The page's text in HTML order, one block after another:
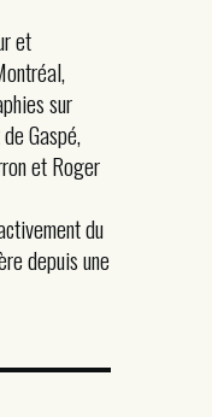
et
sur
Gaspé,
et Roger
du
depuis une